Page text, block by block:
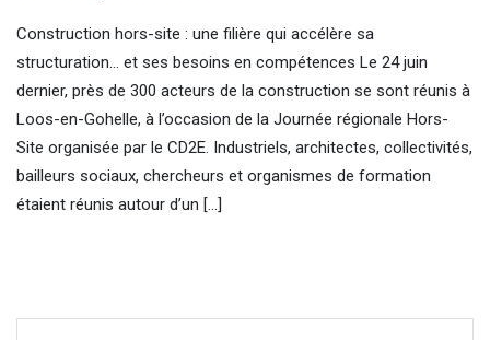
Construction hors-site : une filière qui accélère sa
structuration… et ses besoins en compétences Le 24 juin
dernier, près de 300 acteurs de la construction se sont réunis à
Loos-en-Gohelle, à l’occasion de la Journée régionale Hors-
Site organisée par le CD2E. Industriels, architectes, collectivités,
bailleurs sociaux, chercheurs et organismes de formation
étaient réunis autour d’un […]